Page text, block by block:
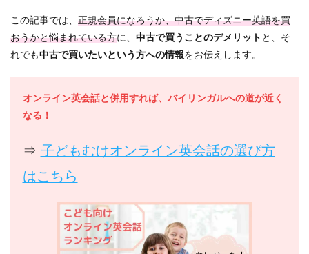
この記事では、 正規会員になろうか、中古でディズニー英語を買
おうかと悩まれている方に、 中古で買うことのデメリット と、そ
れでも中古で買いたいという方への情報をお伝えします。
オンライン英会話と併用すれば、バイリンガルへの道が近く
なる！
⇒ 子どもむけオンライン英会話の選び方
はこちら